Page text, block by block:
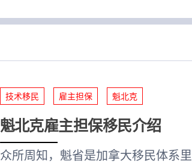
技术移民 雇主担保 魁北克
魁北克雇主担保移民介绍
众所周知，魁省是加拿大移民体系里